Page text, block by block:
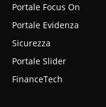
Portale Focus On
Portale Evidenza
Sicurezza
Portale Slider
FinanceTech